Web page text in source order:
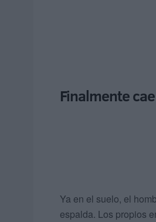
Finalmente
Ya en el suelo, el
espalda. Los propios